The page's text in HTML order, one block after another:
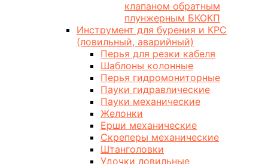
клапаном обратным
плунжерным БКОКП
Инструмент для бурения и КРС
(ловильный, аварийный)
Перья для резки кабеля
Шаблоны колонные
Перья гидромониторные
Пауки гидравлические
Пауки механические
Желонки
Ерши механические
Скреперы механические
Штанголовки
Удочки ловильные